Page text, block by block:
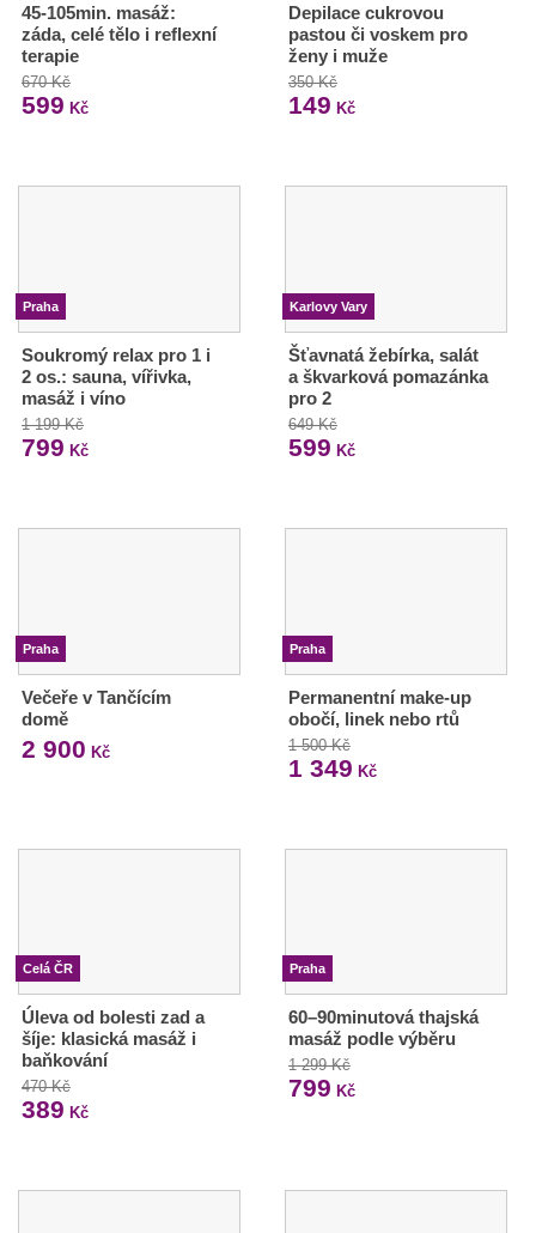
45-105min. masáž:
záda, celé tělo i reflexní
terapie
670 Kč
599 Kč
Depilace cukrovou
pastou či voskem pro
ženy i muže
350 Kč
149 Kč
Praha
Soukromý relax pro 1 i
2 os.: sauna, vířivka,
masáž i víno
1 199 Kč
799 Kč
Karlovy Vary
Šťavnatá žebírka, salát
a škvarková pomazánka
pro 2
649 Kč
599 Kč
Praha
Večeře v Tančícím
domě
2 900 Kč
Praha
Permanentní make-up
obočí, linek nebo rtů
1 500 Kč
1 349 Kč
Celá ČR
Úleva od bolesti zad a
šíje: klasická masáž i
baňkování
470 Kč
389 Kč
Praha
60–90minutová thajská
masáž podle výběru
1 299 Kč
799 Kč